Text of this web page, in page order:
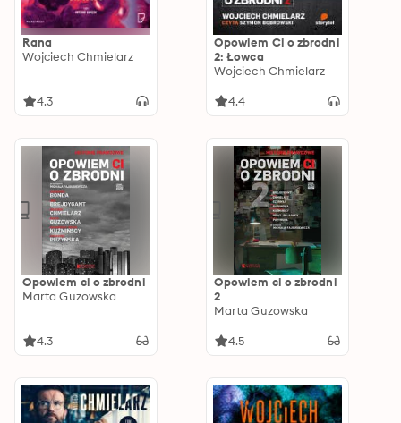
Rana
Wojciech Chmielarz
4.3
Opowiem Ci o zbrodni
2: Łowca
Wojciech Chmielarz
4.4
Opowiem ci o zbrodni
Marta Guzowska
4.3
Opowiem ci o zbrodni
2
Marta Guzowska
4.5